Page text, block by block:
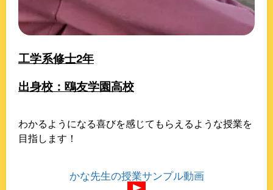
工学系修士2年
出身校：鴎友学園高校
わかるようになる喜びを感じてもらえるような授業を
目指します！
かな先生の授業サンプル動画